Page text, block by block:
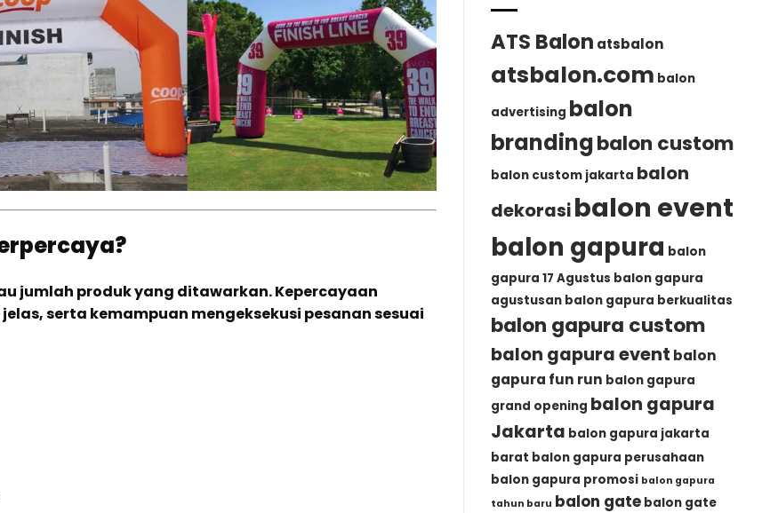
jumlah produk yang ditawarkan. Kepercayaan
serta kemampuan mengeksekusi pesanan sesuai
ATS Balon atsbalon
atsbalon.com balon
advertising balon
brandingbalon custom
balon custom jakarta balon
dekorasibalon event
balon gapura balon
gapura 17 Agustus balon gapura
agustusan balon gapura berkualitas
balon gapura custom
balon gapura event balon
gapura fun run balon gapura
grand opening balon gapura
Jakarta balon gapura jakarta
barat balon gapura perusahaan
balon gapura promosi balon gapura
tahun baru balon gate balon gate